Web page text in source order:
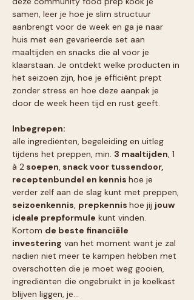
samen, leer je hoe je slim structuur
aanbrengt voor de week en ga je naar
huis met een gevarieerde set aan
maaltijden en snacks die al voor je
klaarstaan. Je ontdekt welke producten in
het seizoen zijn, hoe je efficiënt prept
zonder stress en hoe deze aanpak je
door de week heen tijd en rust geeft.
Inbegrepen:
alle ingrediënten, begeleiding en uitleg
tijdens het preppen, min. 3 maaltijden, 1
à 2 soepen, snack voor tussendoor,
receptenbundel en kennis hoe je
verder zelf aan de slag kunt met preppen,
seizoenkennis, prepkennis hoe jij jouw
ideale prepformule kunt vinden.
Kortom de beste financiële
investering van het moment want je zal
nadien niet meer te kampen hebben met
overschotten die je moet weg gooien,
ingrediënten die ongebruikt in je koelkast
blijven liggen, je…